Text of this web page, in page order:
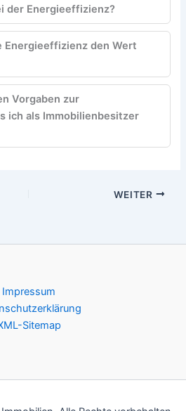
der Energieeffizienz?
Energieeffizienz den Wert
Vorgaben zur
ich als Immobilienbesitzer
WEITER
Impressum
Sitemap